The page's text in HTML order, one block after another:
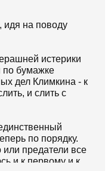
идя на поводу
истерики
по бумажке
дел Климкина - к
и слить с
по порядку.
или предатели все
и к первому и к